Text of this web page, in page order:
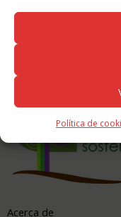
Política de
15 julio, 2016
Somos Miembros de
Acerca de